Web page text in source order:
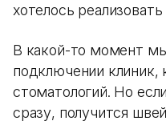
хотелось реализовать
В какой-то момент
подключении клиник,
стоматологий. Но
сразу, получится